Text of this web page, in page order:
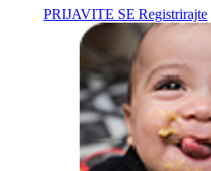
PRIJAVITE SE Registrirajte